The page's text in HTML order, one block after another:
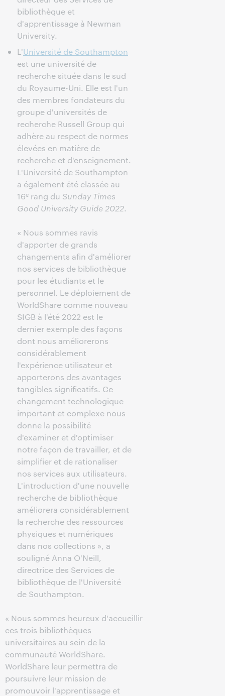
bibliothèque et
d'apprentissage à Newman
University.
L'Université de Southampton
est une université de
recherche située dans le sud
du Royaume-Uni. Elle est l'un
des membres fondateurs du
groupe d'universités de
recherche Russell Group qui
adhère au respect de normes
élevées en matière de
recherche et d'enseignement.
L'Université de Southampton
a également été classée au
16e rang du Sunday Times
Good University Guide 2022.
« Nous sommes ravis
d'apporter de grands
changements afin d'améliorer
nos services de bibliothèque
pour les étudiants et le
personnel. Le déploiement de
WorldShare comme nouveau
SIGB à l'été 2022 est le
dernier exemple des façons
dont nous améliorerons
considérablement
l'expérience utilisateur et
apporterons des avantages
tangibles significatifs. Ce
changement technologique
important et complexe nous
donne la possibilité
d'examiner et d'optimiser
notre façon de travailler, et de
simplifier et de rationaliser
nos services aux utilisateurs.
L'introduction d'une nouvelle
recherche de bibliothèque
améliorera considérablement
la recherche des ressources
physiques et numériques
dans nos collections », a
souligné Anna O'Neill,
directrice des Services de
bibliothèque de l'Université
de Southampton.
« Nous sommes heureux d'accueillir
ces trois bibliothèques
universitaires au sein de la
communauté WorldShare.
WorldShare leur permettra de
poursuivre leur mission de
promouvoir l'apprentissage et